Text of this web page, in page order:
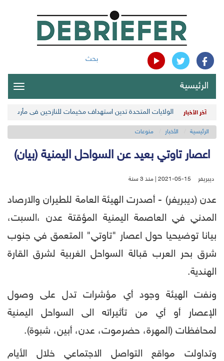
بحث
الرئيسية
آخر الأخبار الولايات المتحدة تدين استهداف مخيمات للنازحين في مأرب
الرئيسية الأخبار منوعات
اعصار تاوتي بعيد عن السواحل اليمنية (بيان)
ديبريفر 2021-05-15 | منذ 3 سنة
عدن (ديبريفر) - أصدرت الهيئة العامة للطيران والارصاد
المدني في العاصمة اليمنية المؤقتة عدن ،السبت،
بيانا توضيحيا حول اعصار "تاوتي" المتعمق في جنوب
شرق بحر العرب قبالة السواحل الغربية لشرق القارة
الهندية.
ونفت الهيئة وجود أي مؤشرات تدل على وصول
الإعصار أو أي من تأثيراته الى السواحل اليمنية
لمحافظات (المهرة، حضرموت، عدن، أبين، شبوة).
وتداولت مواقع التواصل الاجتماعي خلال الأيام